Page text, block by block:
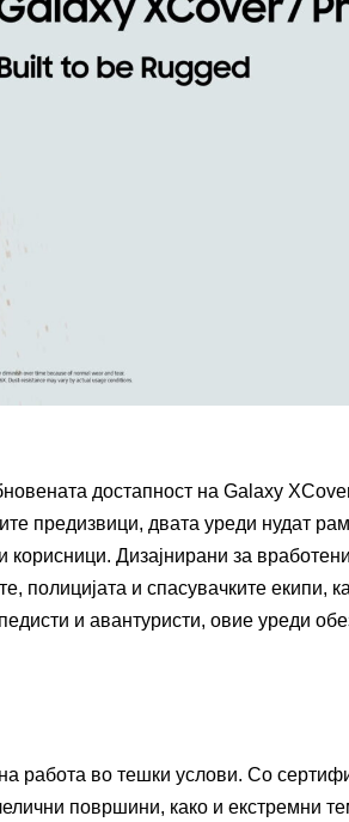
достапност на Galaxy
предизвици, двата уреди нудат
Дизајнирани за
полицијата и спасувачките екипи,
и авантуристи, овие уреди
работа во тешки услови. Со
површини, како и екстремни